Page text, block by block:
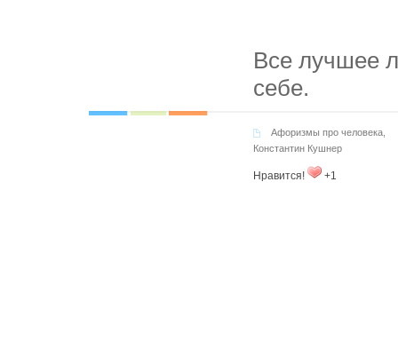
Все лучшее
себе.
Афоризмы про человека
Константин Кушнер
Нравится! +1